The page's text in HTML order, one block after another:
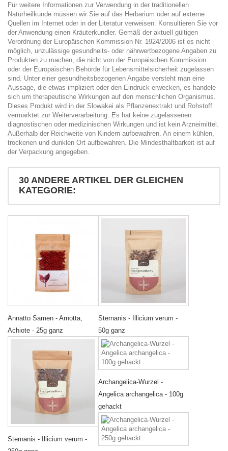
Für weitere Informationen zur Verwendung in der traditionellen
Naturheilkunde müssen wir Sie auf das Herbarium oder auf externe
Quellen im Internet oder in der Literatur verweisen. Konsultieren Sie vor
der Anwendung einen Kräuterkundler. Gemäß der aktuell gültigen
Verordnung der Europäischen Kommission Nr. 1924/2006 ist es nicht
möglich, unzulässige gesundheits- oder nährwertbezogene Angaben zu
Produkten zu machen, die nicht von der Europäischen Kommission
oder der Europäischen Behörde für Lebensmittelsicherheit zugelassen
sind. Unter einer gesundheitsbezogenen Angabe versteht man eine
Aussage, die etwas impliziert oder den Eindruck erwecken, es handele
sich um therapeutische Wirkungen auf den menschlichen Organismus.
Dieses Produkt wird in der Slowakei als Pflanzenextrakt und Rohstoff
vermarktet zur Weiterverarbeitung. Es hat keine zugelassenen
diagnostischen oder medizinischen Wirkungen und ist kein Arzneimittel.
Außerhalb der Reichweite von Kindern aufbewahren. An einem kühlen,
trockenen und dunklen Ort aufbewahren. Die Mindesthaltbarkeit ist auf
der Verpackung angegeben.
30 ANDERE ARTIKEL DER GLEICHEN
KATEGORIE:
Annatto Samen - Arnotta,
Achiote - 25g ganz
Sternanis - Illicium verum -
50g ganz
Sternanis - Illicium verum -
Archangelica-Wurzel -
Angelica archangelica - 100g
gehackt